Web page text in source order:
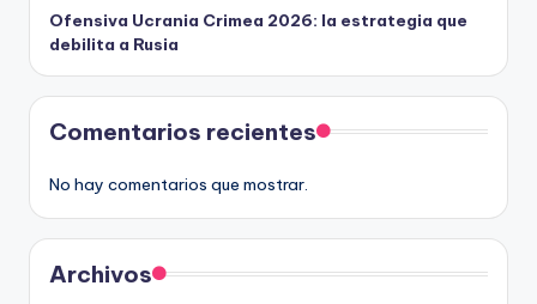
Ofensiva Ucrania Crimea 2026: la estrategia que
debilita a Rusia
Comentarios recientes
No hay comentarios que mostrar.
Archivos